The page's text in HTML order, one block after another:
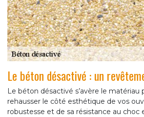
Le béton désactivé : un
Le béton désactivé s’avère le matériau
rehausser le côté esthétique de vos
robustesse et de sa résistance au choc